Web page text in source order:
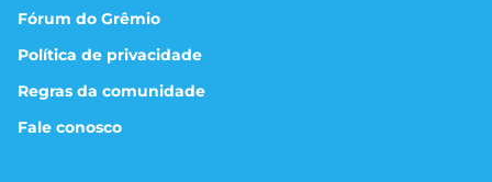
Fórum do Grêmio
Política de privacidade
Regras da comunidade
Fale conosco